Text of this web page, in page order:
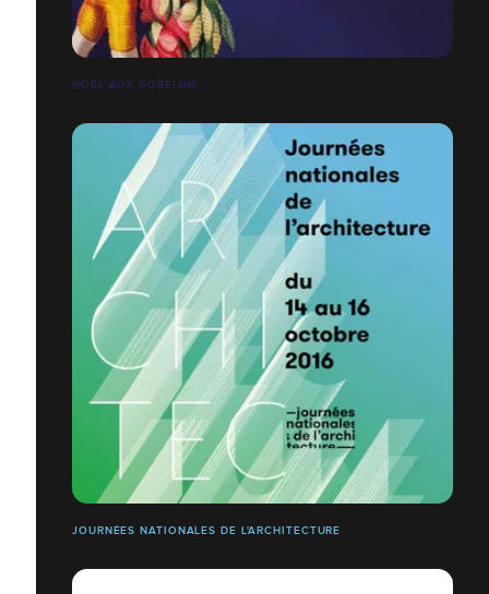
NOËL AUX GOBELINS
JOURNÉES NATIONALES DE L'ARCHITECTURE